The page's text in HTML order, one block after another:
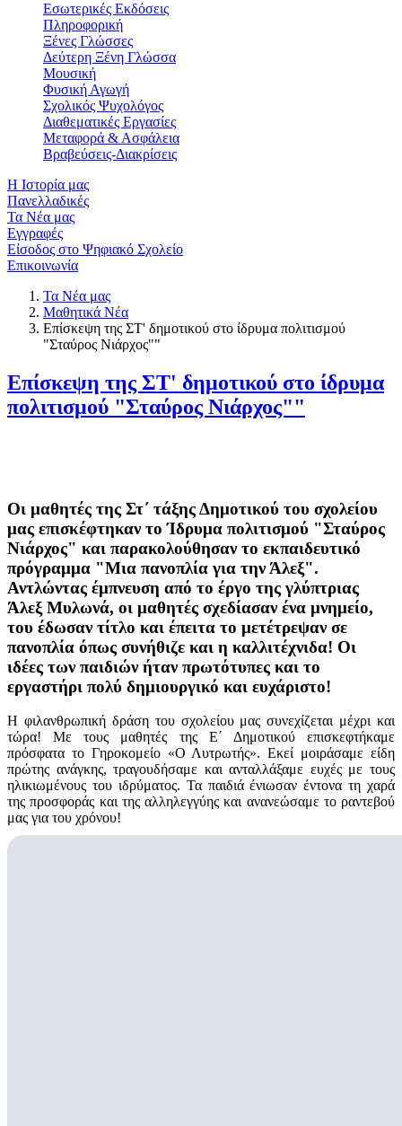
Εσωτερικές Εκδόσεις
Πληροφορική
Ξένες Γλώσσες
Δεύτερη Ξένη Γλώσσα
Μουσική
Φυσική Αγωγή
Σχολικός Ψυχολόγος
Διαθεματικές Εργασίες
Μεταφορά & Ασφάλεια
Βραβεύσεις-Διακρίσεις
Η Ιστορία μας
Πανελλαδικές
Τα Νέα μας
Εγγραφές
Είσοδος στο Ψηφιακό Σχολείο
Επικοινωνία
Τα Νέα μας
Μαθητικά Νέα
Επίσκεψη της ΣΤ' δημοτικού στο ίδρυμα πολιτισμού
"Σταύρος Νιάρχος""
Επίσκεψη της ΣΤ' δημοτικού στο ίδρυμα
πολιτισμού "Σταύρος Νιάρχος""
Οι μαθητές της Στ΄ τάξης Δημοτικού του σχολείου
μας επισκέφτηκαν το Ίδρυμα πολιτισμού "Σταύρος
Νιάρχος" και παρακολούθησαν το εκπαιδευτικό
πρόγραμμα "Μια πανοπλία για την Άλεξ".
Αντλώντας έμπνευση από το έργο της γλύπτριας
Άλεξ Μυλωνά, οι μαθητές σχεδίασαν ένα μνημείο,
του έδωσαν τίτλο και έπειτα το μετέτρεψαν σε
πανοπλία όπως συνήθιζε και η καλλιτέχνιδα! Οι
ιδέες των παιδιών ήταν πρωτότυπες και το
εργαστήρι πολύ δημιουργικό και ευχάριστο!
Η φιλανθρωπική δράση του σχολείου μας συνεχίζεται μέχρι και
τώρα! Με τους μαθητές της Ε΄ Δημοτικού επισκεφτήκαμε
πρόσφατα το Γηροκομείο «Ο Λυτρωτής». Εκεί μοιράσαμε είδη
πρώτης ανάγκης, τραγουδήσαμε και ανταλλάξαμε ευχές με τους
ηλικιωμένους του ιδρύματος. Τα παιδιά ένιωσαν έντονα τη χαρά
της προσφοράς και της αλληλεγγύης και ανανεώσαμε το ραντεβού
μας για του χρόνου!